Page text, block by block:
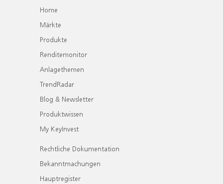
Home
Märkte
Produkte
Renditemonitor
Anlagethemen
TrendRadar
Blog & Newsletter
Produktwissen
My KeyInvest
Rechtliche Dokumentation
Bekanntmachungen
Hauptregister